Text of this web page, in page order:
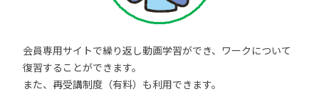
会員専用サイトで繰り返し動画学習ができ、ワークについて
復習することができます。
また、再受講制度（有料）も利用できます。